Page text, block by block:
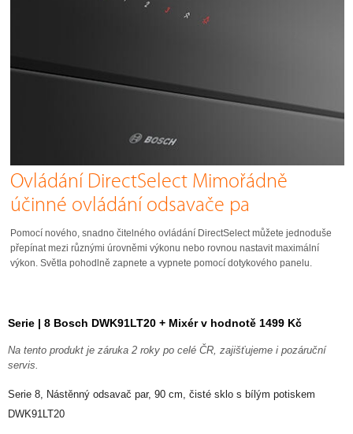
Ovládání DirectSelect Mimořádně
účinné ovládání odsavače pa
Pomocí nového, snadno čitelného ovládání DirectSelect můžete jednoduše
přepínat mezi různými úrovněmi výkonu nebo rovnou nastavit maximální
výkon. Světla pohodlně zapnete a vypnete pomocí dotykového panelu.
Serie | 8 Bosch DWK91LT20 + Mixér v hodnotě 1499 Kč
Na tento produkt je záruka 2 roky po celé ČR, zajišťujeme i pozáruční
servis.
Serie 8, Nástěnný odsavač par, 90 cm, čisté sklo s bílým potiskem
DWK91LT20